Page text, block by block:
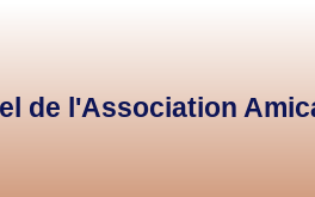
de l'Association